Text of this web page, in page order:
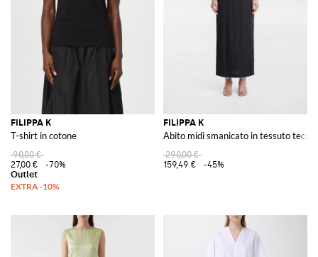
FILIPPA K
T-shirt in cotone
90,00 €
27,00 €
-70%
FILIPPA K
Abito midi smanicato in tessuto
290,00 €
159,49 €
-45%